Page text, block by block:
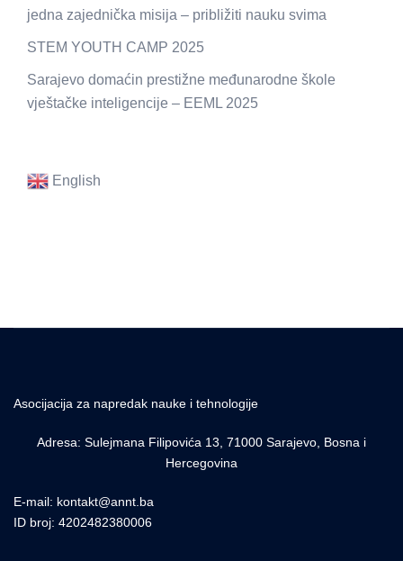
jedna zajednička misija – približiti nauku svima
STEM YOUTH CAMP 2025
Sarajevo domaćin prestižne međunarodne škole
vještačke inteligencije – EEML 2025
English
Asocijacija za napredak nauke i tehnologije
Adresa: Sulejmana Filipovića 13, 71000 Sarajevo, Bosna i
Hercegovina
E-mail: kontakt@annt.ba
ID broj: 4202482380006